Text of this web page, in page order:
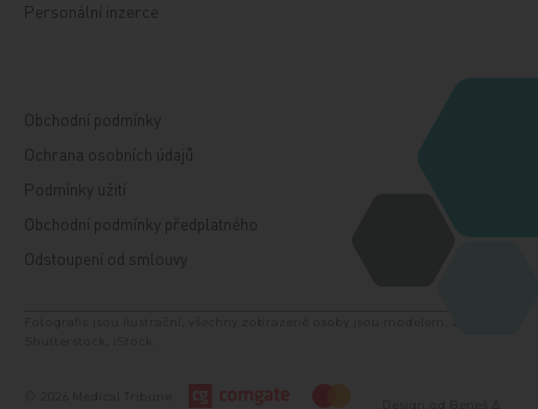
Personální inzerce
Obchodní podmínky
Ochrana osobních údajů
Podmínky užití
Obchodní podmínky předplatného
Odstoupení od smlouvy